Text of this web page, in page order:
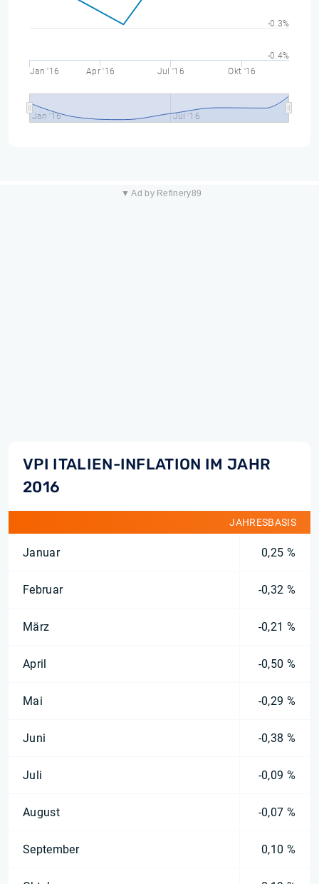
Jan '16 Apr '16 Jul '16 Okt '16
Jan '16 Jul '16
-0.4%
-0.3%
▼ Ad by Refinery89
VPI ITALIEN-INFLATION IM JAHR
2016
JAHRESBASIS
Januar 0,25 %
Februar -0,32 %
März -0,21 %
April -0,50 %
Mai -0,29 %
Juni -0,38 %
Juli -0,09 %
August -0,07 %
September 0,10 %